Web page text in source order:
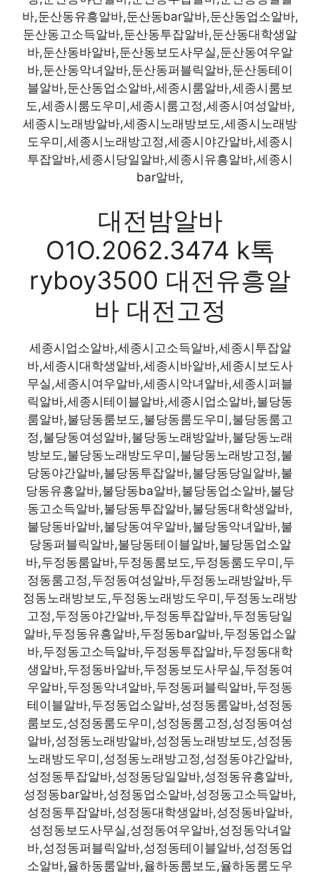
바,둔산동유흥알바,둔산동bar알바,둔산동업소알바,
둔산동고소득알바,둔산동투잡알바,둔산동대학생알
바,둔산동바알바,둔산동보도사무실,둔산동여우알
바,둔산동악녀알바,둔산동퍼블릭알바,둔산동테이
블알바,둔산동업소알바,세종시룸알바,세종시룸보
도,세종시룸도우미,세종시룸고정,세종시여성알바,
세종시노래방알바,세종시노래방보도,세종시노래방
도우미,세종시노래방고정,세종시야간알바,세종시
투잡알바,세종시당일알바,세종시유흥알바,세종시
bar알바,
대전밤알바
O1O.2062.3474 k톡
ryboy3500 대전유흥알
바 대전고정
세종시업소알바,세종시고소득알바,세종시투잡알
바,세종시대학생알바,세종시바알바,세종시보도사
무실,세종시여우알바,세종시악녀알바,세종시퍼블
릭알바,세종시테이블알바,세종시업소알바,불당동
룸알바,불당동룸보도,불당동룸도우미,불당동룸고
정,불당동여성알바,불당동노래방알바,불당동노래
방보도,불당동노래방도우미,불당동노래방고정,불
당동야간알바,불당동투잡알바,불당동당일알바,불
당동유흥알바,불당동ba알바,불당동업소알바,불당
동고소득알바,불당동투잡알바,불당동대학생알바,
불당동바알바,불당동여우알바,불당동악녀알바,불
당동퍼블릭알바,불당동테이블알바,불당동업소알
바,두정동룸알바,두정동룸보도,두정동룸도우미,두
정동룸고정,두정동여성알바,두정동노래방알바,두
정동노래방보도,두정동노래방도우미,두정동노래방
고정,두정동야간알바,두정동투잡알바,두정동당일
알바,두정동유흥알바,두정동bar알바,두정동업소알
바,두정동고소득알바,두정동투잡알바,두정동대학
생알바,두정동바알바,두정동보도사무실,두정동여
우알바,두정동악녀알바,두정동퍼블릭알바,두정동
테이블알바,두정동업소알바,성정동룸알바,성정동
룸보도,성정동룸도우미,성정동룸고정,성정동여성
알바,성정동노래방알바,성정동노래방보도,성정동
노래방도우미,성정동노래방고정,성정동야간알바,
성정동투잡알바,성정동당일알바,성정동유흥알바,
성정동bar알바,성정동업소알바,성정동고소득알바,
성정동투잡알바,성정동대학생알바,성정동바알바,
성정동보도사무실,성정동여우알바,성정동악녀알
바,성정동퍼블릭알바,성정동테이블알바,성정동업
소알바,율하동룸알바,율하동룸보도,율하동룸도우